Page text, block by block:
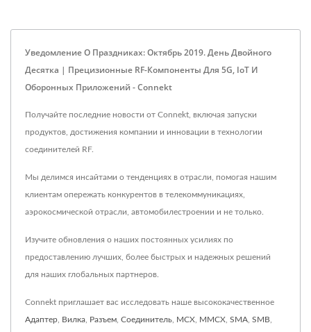
Уведомление О Праздниках: Октябрь 2019. День Двойного
Десятка | Прецизионные RF-Компоненты Для 5G, IoT И
Оборонных Приложений - Connekt
Получайте последние новости от Connekt, включая запуски
продуктов, достижения компании и инновации в технологии
соединителей RF.
Мы делимся инсайтами о тенденциях в отрасли, помогая нашим
клиентам опережать конкурентов в телекоммуникациях,
аэрокосмической отрасли, автомобилестроении и не только.
Изучите обновления о наших постоянных усилиях по
предоставлению лучших, более быстрых и надежных решений
для наших глобальных партнеров.
Connekt приглашает вас исследовать наше высококачественное
Адаптер Вилка Разъем Соединитель MCX MMCX SMA SMB